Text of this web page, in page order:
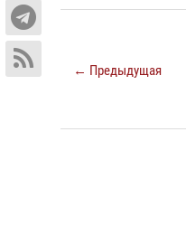
← Предыдущая